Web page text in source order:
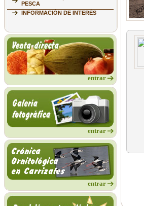
PESCA
INFORMACIÓN DE INTERÉS
entrar
entrar
entrar